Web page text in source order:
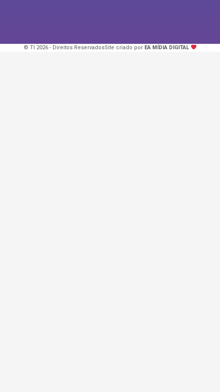
© TI 2026 - Direitos ReservadosSite criado por EA MÍDIA DIGITAL